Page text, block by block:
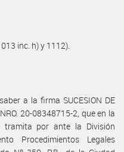
inc. h) y 1112).
a la firma SUCESION DE
20-08348715-2, que en la
tramita por ante la División
Procedimientos Legales